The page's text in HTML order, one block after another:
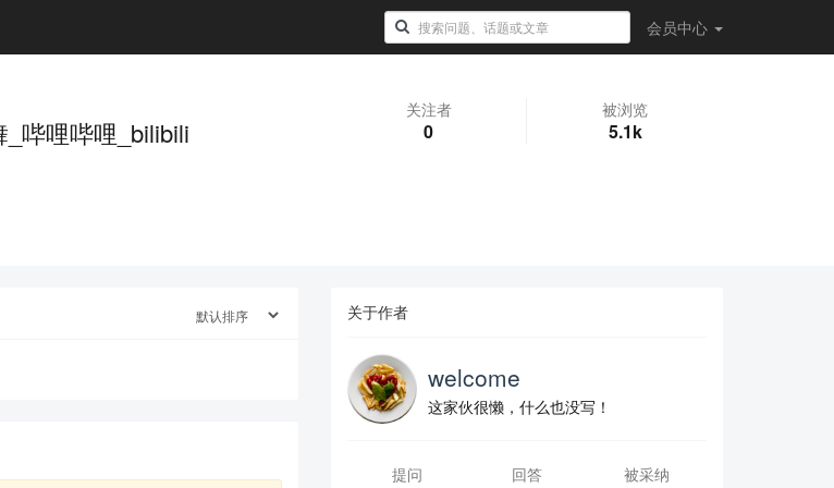
会员中心
哔哩哔哩_bilibili
关注者
0
被浏览
5.1k
关于作者
welcome
这家伙很懒，什么也没写！
提问 回答 被采纳